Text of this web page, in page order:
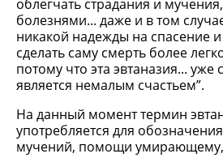
облегчать страдания и
болезнями... даже и в том
никакой надежды на спасение
сделать саму смерть более
потому что эта эвтаназия... уже
является немалым счастьем”.
На данный момент термин
употребляется для
мучений, помощи умирающему,